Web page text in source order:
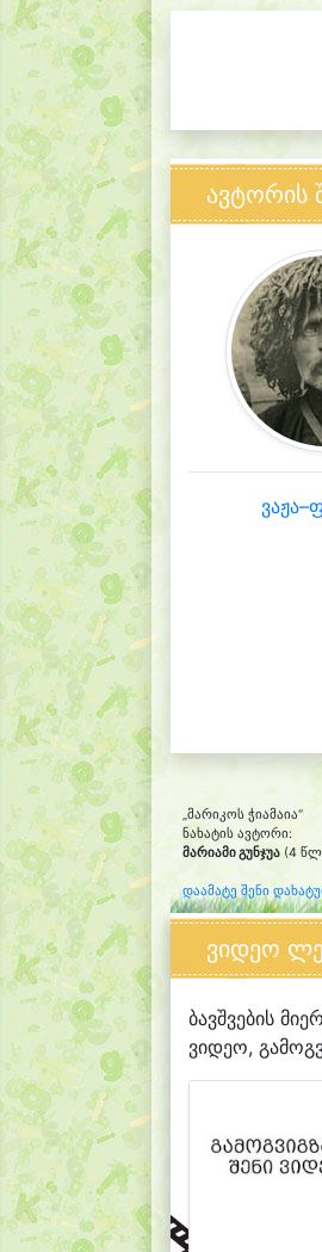
ავტორის
„მარიკოს ჭიამაია“
ნახატის ავტორი:
მარიამი გუნჯუა (4
დაამატე შენი
ვიდეო
ბავშვების
ვიდეო,